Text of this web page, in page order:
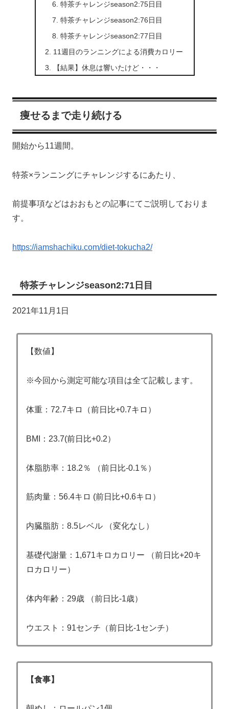
特茶チャレンジseason2:75日目
特茶チャレンジseason2:76日目
特茶チャレンジseason2:77日目
11週目のランニングによる消費カロリー
【結果】休息は響いたけど・・・
痩せるまで走り続ける
開始から11週間。
特茶×ランニングにチャレンジするにあたり、
前提事項などはおおもとの記事にてご説明しておりま
す。
https://iamshachiku.com/diet-tokucha2/
特茶チャレンジseason2:71日目
2021年11月1日
【数値】
※今回から測定可能な項目は全て記載します。
体重：72.7キロ（前日比+0.7キロ）
BMI：23.7(前日比+0.2）
体脂肪率：18.2％ （前日比-0.1％）
筋肉量：56.4キロ (前日比+0.6キロ）
内臓脂肪：8.5レベル （変化なし）
基礎代謝量：1,671キロカロリー （前日比+20キ
ロカロリー）
体内年齢：29歳 （前日比‐1歳）
ウエスト：91センチ（前日比‐1センチ）
【食事】